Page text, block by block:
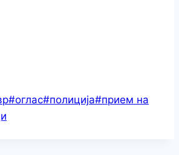
Link
Share
#оглас#полиција#прием на